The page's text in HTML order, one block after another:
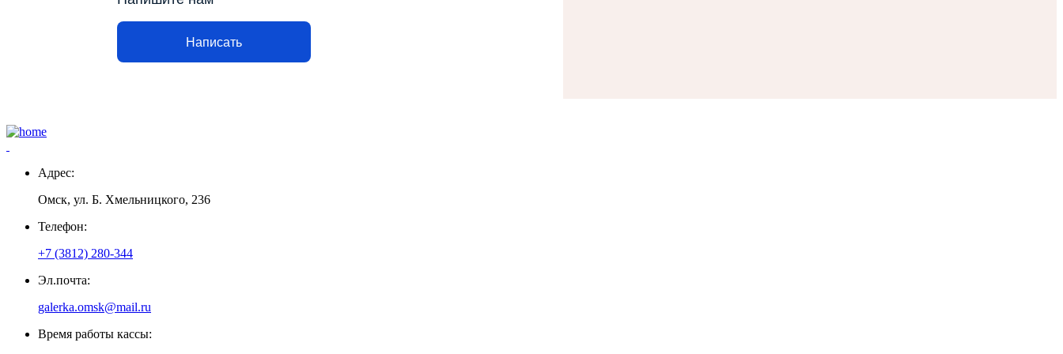
Написать
Адрес:
Омск, ул. Б. Хмельницкого, 236
Телефон:
+7 (3812) 280-344
Эл.почта:
galerka.omsk@mail.ru
Время работы кассы: